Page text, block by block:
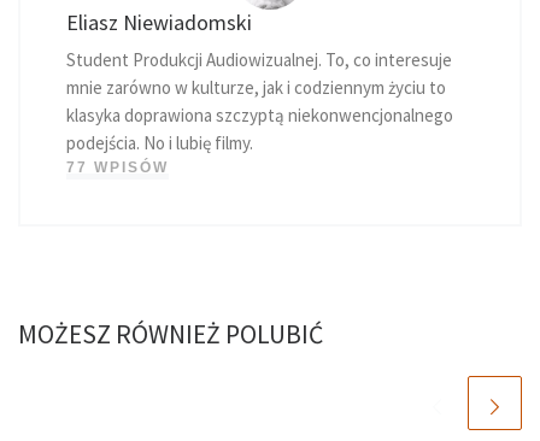
Eliasz Niewiadomski
Student Produkcji Audiowizualnej. To, co interesuje
mnie zarówno w kulturze, jak i codziennym życiu to
klasyka doprawiona szczyptą niekonwencjonalnego
podejścia. No i lubię filmy.
77 WPISÓW
MOŻESZ RÓWNIEŻ POLUBIĆ